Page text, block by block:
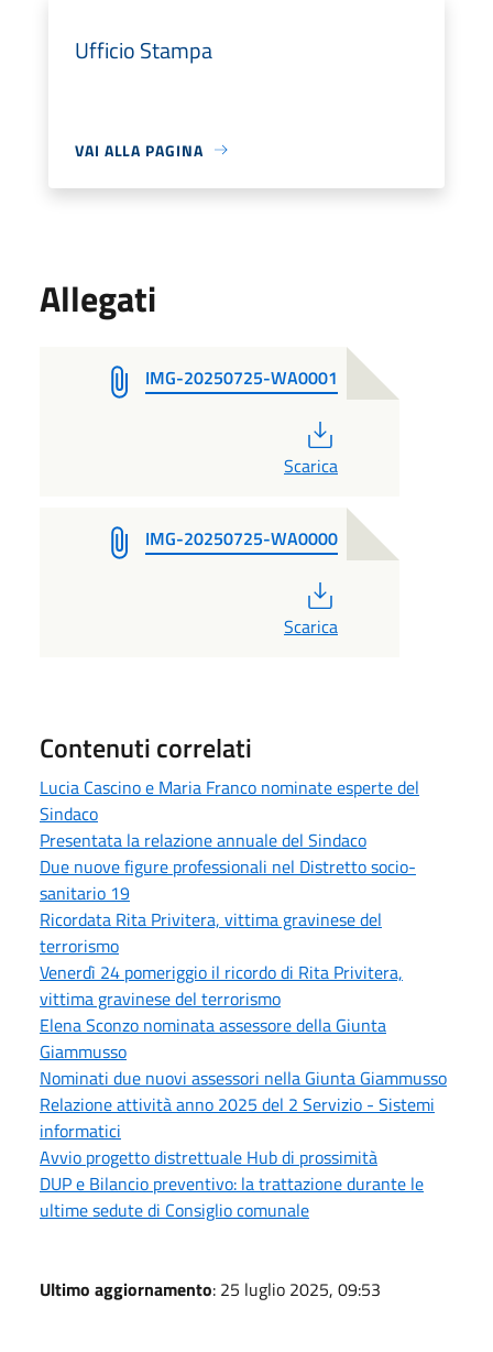
Ufficio Stampa
VAI ALLA PAGINA
Allegati
IMG-20250725-WA0001
Scarica
IMG-20250725-WA0000
Scarica
Contenuti correlati
Lucia Cascino e Maria Franco nominate esperte del
Sindaco
Presentata la relazione annuale del Sindaco
Due nuove figure professionali nel Distretto socio-
sanitario 19
Ricordata Rita Privitera, vittima gravinese del
terrorismo
Venerdì 24 pomeriggio il ricordo di Rita Privitera,
vittima gravinese del terrorismo
Elena Sconzo nominata assessore della Giunta
Giammusso
Nominati due nuovi assessori nella Giunta Giammusso
Relazione attività anno 2025 del 2 Servizio - Sistemi
informatici
Avvio progetto distrettuale Hub di prossimità
DUP e Bilancio preventivo: la trattazione durante le
ultime sedute di Consiglio comunale
Ultimo aggiornamento: 25 luglio 2025, 09:53